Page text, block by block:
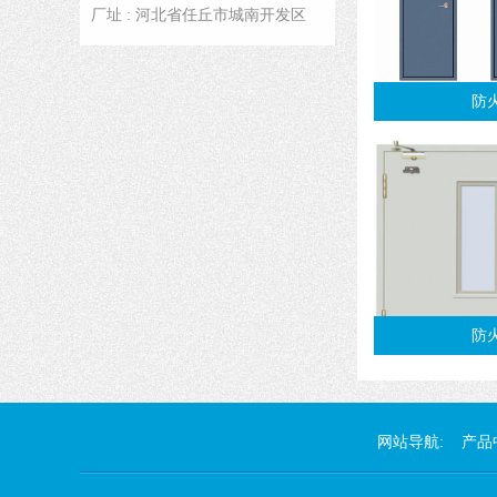
厂址 : 河北省任丘市城南开发区
防
防
网站导航: 产品